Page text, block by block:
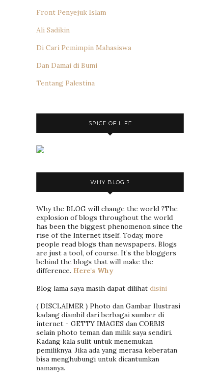
Front Penyejuk Islam
Ali Sadikin
Di Cari Pemimpin Mahasiswa
Dan Damai di Bumi
Tentang Palestina
SPICE OF LIFE
WHY BLOG ?
Why the BLOG will change the world ?The
explosion of blogs throughout the world
has been the biggest phenomenon since the
rise of the Internet itself. Today, more
people read blogs than newspapers. Blogs
are just a tool, of course. It’s the bloggers
behind the blogs that will make the
difference. Here's Why
Blog lama saya masih dapat dilihat disini
( DISCLAIMER ) Photo dan Gambar Ilustrasi
kadang diambil dari berbagai sumber di
internet - GETTY IMAGES dan CORBIS
selain photo teman dan milik saya sendiri.
Kadang kala sulit untuk menemukan
pemiliknya. Jika ada yang merasa keberatan
bisa menghubungi untuk dicantumkan
namanya.